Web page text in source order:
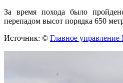
За время похода было
перепадом высот порядка 650
Источник: © Главное